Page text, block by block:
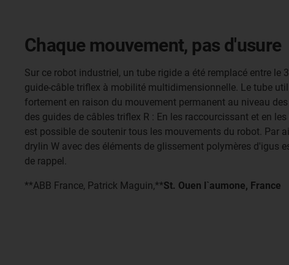
Chaque mouvement, pas d'usure
Sur ce robot industriel, un tube rigide a été remplacé entre le
guide-câble triflex à mobilité multidimensionnelle. Le tube
fortement en raison du mouvement permanent au niveau
des guides de câbles triflex R : En les raccourcissant et en
est possible de soutenir tous les mouvements du robot. Par
drylin W avec des éléments de glissement polymères d'igus
de rappel.
**ABB France, Patrick Maguin,**St. Ouen l`aumone, France